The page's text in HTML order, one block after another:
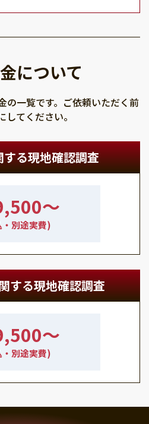
について
の一覧です。ご依頼いただく前
してください。
る現地確認調査
〜
・別途実費)
する現地確認調査
〜
・別途実費)